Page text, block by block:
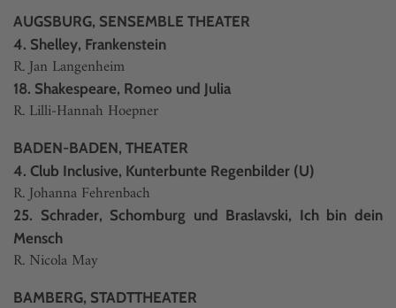
AUGSBURG, SENSEMBLE THEATER
4. Shelley, Frankenstein
R. Jan Langenheim
18. Shakespeare, Romeo und Julia
R. Lilli-Hannah Hoepner
BADEN-BADEN, THEATER
4. Club Inclusive, Kunterbunte Regenbilder (U)
R. Johanna Fehrenbach
25. Schrader, Schomburg und Braslavski, Ich bin dein
Mensch
R. Nicola May
BAMBERG, STADTTHEATER